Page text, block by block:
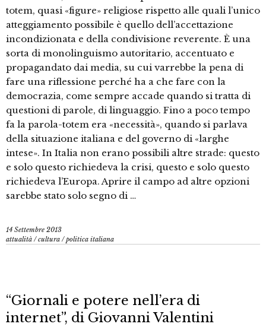
totem, quasi «figure» religiose rispetto alle quali l’unico
atteggiamento possibile è quello dell’accettazione
incondizionata e della condivisione reverente. È una
sorta di monolinguismo autoritario, accentuato e
propagandato dai media, su cui varrebbe la pena di
fare una riflessione perché ha a che fare con la
democrazia, come sempre accade quando si tratta di
questioni di parole, di linguaggio. Fino a poco tempo
fa la parola-totem era «necessità», quando si parlava
della situazione italiana e del governo di «larghe
intese». In Italia non erano possibili altre strade: questo
e solo questo richiedeva la crisi, questo e solo questo
richiedeva l’Europa. Aprire il campo ad altre opzioni
sarebbe stato solo segno di …
14 Settembre 2013
attualità /cultura /politica italiana
“Giornali e potere nell’era di
internet”, di Giovanni Valentini